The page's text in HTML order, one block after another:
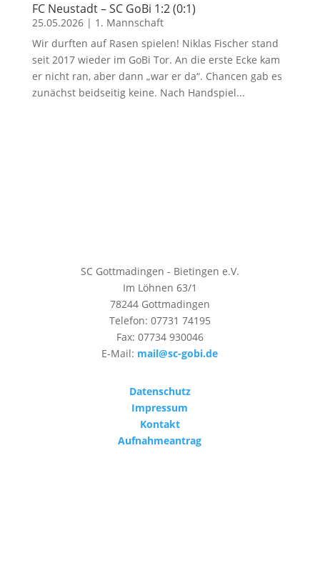
FC Neustadt – SC GoBi 1:2 (0:1)
25.05.2026| 1. Mannschaft
Wir durften auf Rasen spielen! Niklas Fischer stand
seit 2017 wieder im GoBi Tor. An die erste Ecke kam
er nicht ran, aber dann „war er da“. Chancen gab es
zunächst beidseitig keine. Nach Handspiel...
SC Gottmadingen - Bietingen e.V.
Im Löhnen 63/1
78244 Gottmadingen
Telefon: 07731 74195
Fax: 07734 930046
E-Mail: mail@sc-gobi.de
Datenschutz
Impressum
Kontakt
Aufnahmeantrag